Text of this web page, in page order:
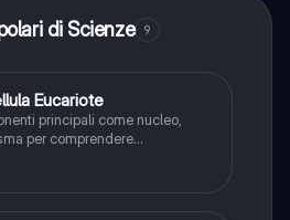
di Scienze 9
Eucariote
principali come nucleo,
per comprendere
della cellula.